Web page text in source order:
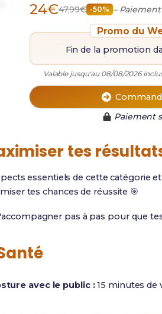
24€47,99€ -50% –
Promo du
Fin de la promotion
Valable jusqu'au 08/08/2026
Paiement
tes
essentiels de cette catégorie
tes chances de réussite 🎯
pas à pas pour que
avec le public :15 minutes de